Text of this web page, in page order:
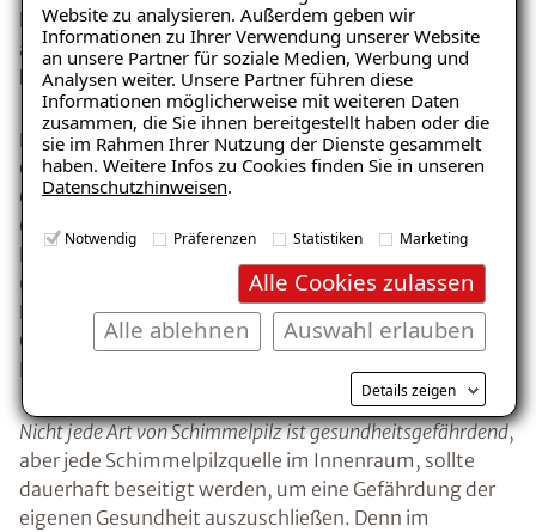
Website zu analysieren. Außerdem geben wir
Informationen zu Ihrer Verwendung unserer Website
an unsere Partner für soziale Medien, Werbung und
Analysen weiter. Unsere Partner führen diese
Informationen möglicherweise mit weiteren Daten
zusammen, die Sie ihnen bereitgestellt haben oder die
sie im Rahmen Ihrer Nutzung der Dienste gesammelt
haben. Weitere Infos zu Cookies finden Sie in unseren
Datenschutzhinweisen.
Notwendig Präferenzen Statistiken Marketing
Alle Cookies zulassen
Auswahl erlauben
Alle ablehnen
Details zeigen
herumfliegenden Schimmelpilzsporen, die sich unter
anderem in der Lunge absetzen.Typische Symptome
bei betroffenen Menschen sind:
Kopfschmerz / Migräne
Chronische Müdigkeit
Chronische Nasenschleimhautentzündungen
Chronische Bindehautentzündungen
Hautreizungen bis zur Schädigung der Haut
(Neurodermitis)
Hustenanfälle ohne Infektion
Generalisierter Juckreiz
Befindlichkeitsstörungen
Nicht jede Art von Schimmelpilz ist gesundheitsgefährdend,
aber jede Schimmelpilzquelle im Innenraum, sollte
dauerhaft beseitigt werden, um eine Gefährdung der
eigenen Gesundheit auszuschließen. Denn im